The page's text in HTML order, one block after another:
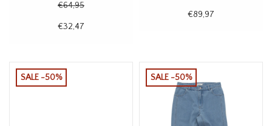
€64,95
€32,47
€89,97
SALE -50% SALE -50%